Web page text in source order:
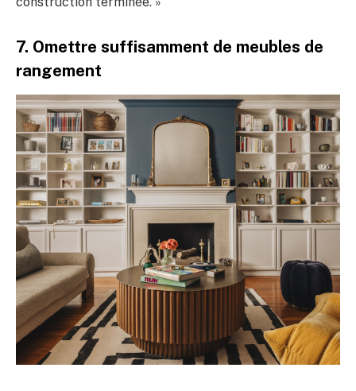
7. Omettre suffisamment de meubles de
rangement